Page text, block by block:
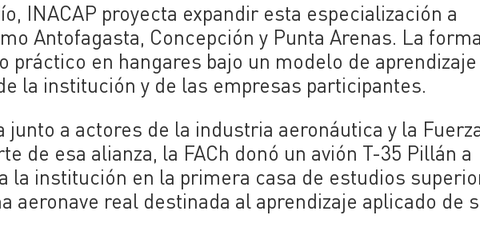
INACAP proyecta expandir esta especialización a
Antofagasta, Concepción y Punta Arenas. La
práctico en hangares bajo un modelo de aprendizaje
la institución y de las empresas participantes.
a actores de la industria aeronáutica y la
de esa alianza, la FACh donó un avión T-35 Pillán a
la institución en la primera casa de estudios
aeronave real destinada al aprendizaje aplicado de